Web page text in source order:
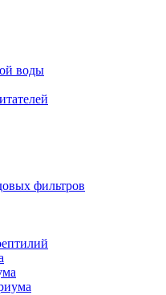
воды
фильтров